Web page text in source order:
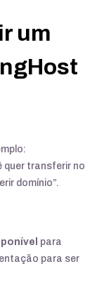
um
quer transferir no
domínio”.
para
para ser